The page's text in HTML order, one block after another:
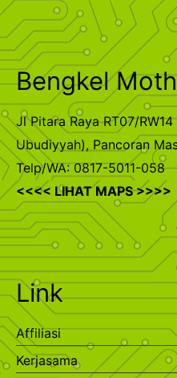
Bengkel
Jl Pitara Raya RT07/
Ubudiyyah), Pancoran
Telp/WA: 0817-5011-058
<<<< LIHAT MAPS >>>>
Link
Affiliasi
Kerjasama